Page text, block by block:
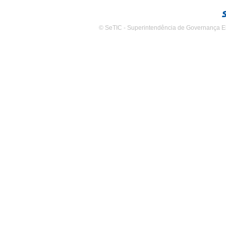
© SeTIC - Superintendência de Governança